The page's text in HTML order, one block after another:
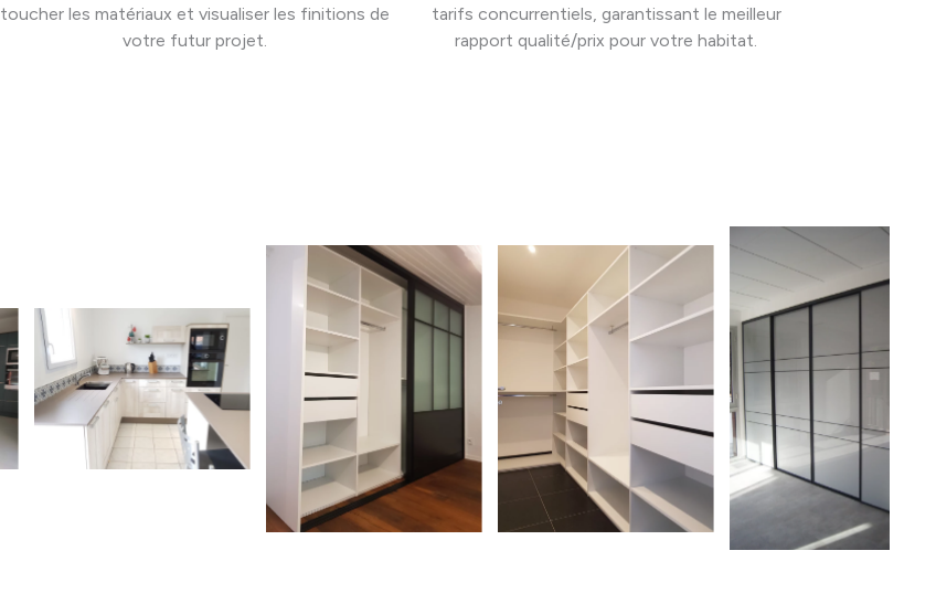
toucher les matériaux et visualiser les finitions de
votre futur projet.
tarifs concurrentiels, garantissant le meilleur
rapport qualité/prix pour votre habitat.